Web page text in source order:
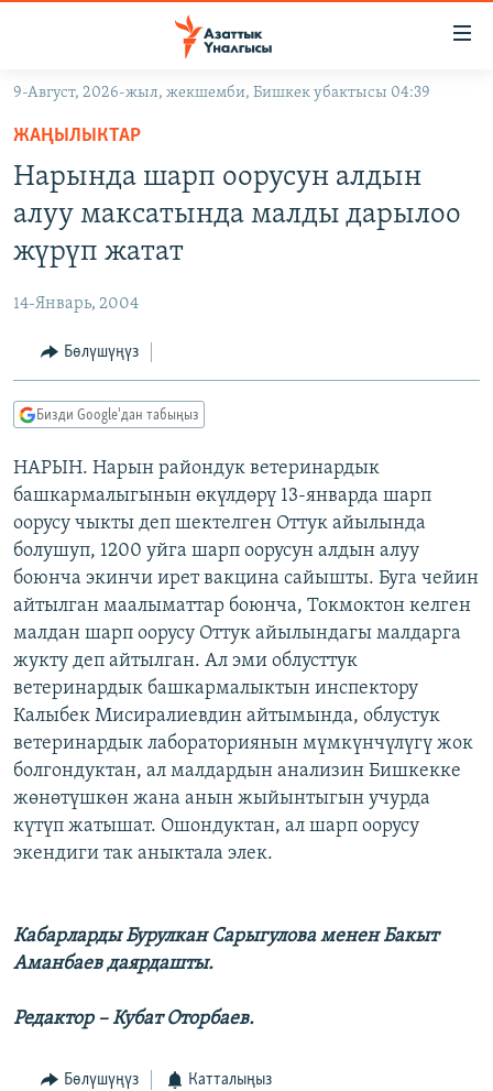
Навигацияга
өтүңүз
Издөөгө
салыңызКЫРГЫЗСТАН
МАДАНИЯТ
ДҮЙНӨ
УКРАИНА
ТВ ПРОГРАММАЛАР
БҮГҮН АЗАТТЫКТА
ДАНИСТЕ
АЗАТТЫК+
ЫҢГАЙСЫЗ СУРООЛОР
ПОДКАСТ
ОНЛАЙН ШЕРИНЕ
ЭЕ/АРнун бардык сайттары
9-Август, 2026-жыл, жекшемби, Бишкек убактысы 04:39
ЖАҢЫЛЫКТАР
Нарында шарп оорусун алдын
алуу максатында малды дарылоо
жүрүп жатат
14-Январь, 2004
Бөлүшүңүз
Бизди Google'дан табыңыз
НАРЫН. Нарын райондук ветеринардык
башкармалыгынын өкүлдөрү 13-январда шарп
оорусу чыкты деп шектелген Оттук айылында
болушуп, 1200 уйга шарп оорусун алдын алуу
боюнча экинчи ирет вакцина сайышты. Буга чейин
айтылган маалыматтар боюнча, Токмоктон келген
малдан шарп оорусу Оттук айылындагы малдарга
жукту деп айтылган. Ал эми облусттук
ветеринардык башкармалыктын инспектору
Калыбек Мисиралиевдин айтымында, облустук
ветеринардык лабораториянын мүмкүнчүлүгү жок
болгондуктан, ал малдардын анализин Бишкекке
жөнөтүшкөн жана анын жыйынтыгын учурда
күтүп жатышат. Ошондуктан, ал шарп оорусу
экендиги так аныктала элек.
Кабарларды Бурулкан Сарыгулова менен Бакыт
Аманбаев даярдашты.
Редактор – Кубат Оторбаев.
Бөлүшүңүз Катталыңыз